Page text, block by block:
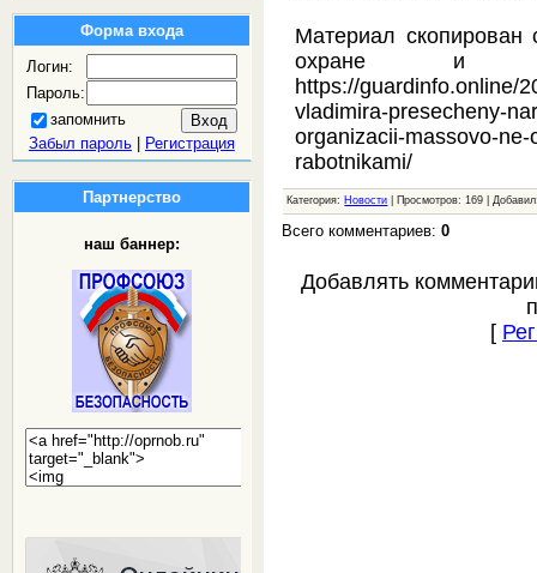
Форма входа
Логин:
Пароль:
запомнить
Забыл пароль| Регистрация
Партнерство
наш баннер:
Материал скопирован
охране и
https://guardinfo.online/
vladimira-presecheny-
organizacii-massovo-
rabotnikami/
Категория: Новости | Просмотров: 169 |
Всего комментариев:0
Добавлять
[